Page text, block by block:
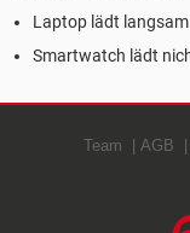
Laptop lädt langsam
Smartwatch lädt
Team AGB